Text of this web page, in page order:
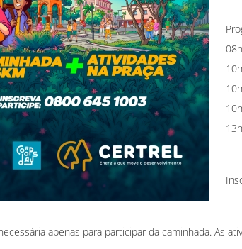
apenas para participar da caminhada. As